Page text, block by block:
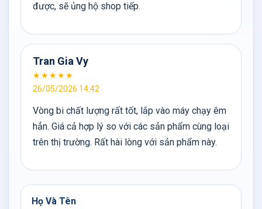
được, sẽ ủng hộ shop tiếp.
Tran Gia Vy
★★★★★
26/05/2026 14:42
Vòng bi chất lượng rất tốt, lắp vào máy chạy êm
hẳn. Giá cả hợp lý so với các sản phẩm cùng loại
trên thị trường. Rất hài lòng với sản phẩm này.
Họ Và Tên